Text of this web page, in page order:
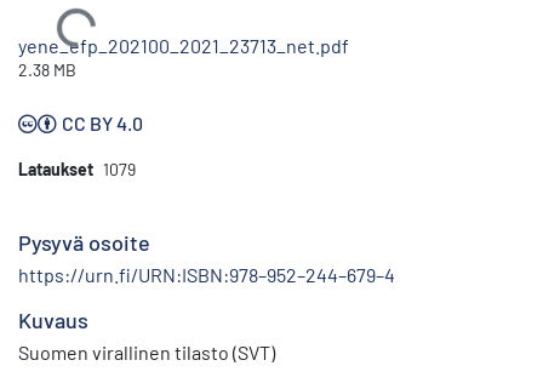
Ladataan...
yene_efp_202100_2021_23713_net.pdf
2.38 MB
CC BY 4.0
Lataukset 1079
Pysyvä osoite
https://urn.fi/URN:ISBN:978–952–244–679–4
Kuvaus
Suomen virallinen tilasto (SVT)